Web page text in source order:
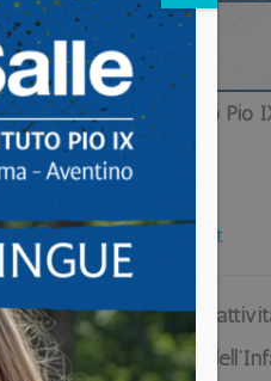
DIRETTORE dell’ Istituto Pio
Dott. Lorenzo Cutore
direzione@istitutopioix.it
COORDINATRICE delle
didattiche della Scuola